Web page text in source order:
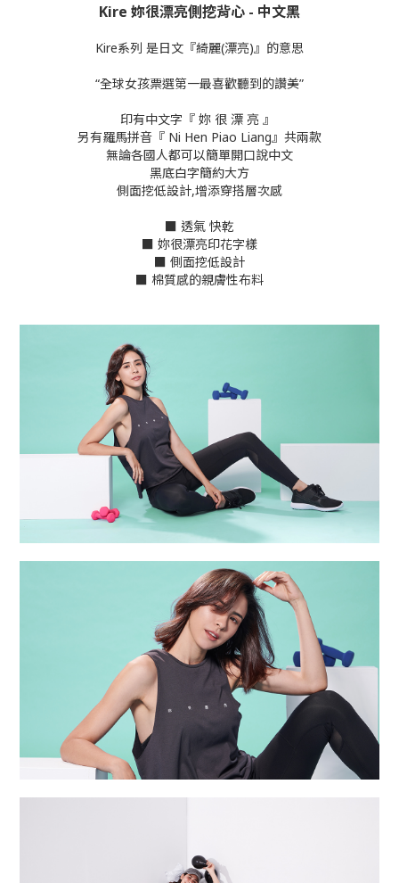
Kire 妳很漂亮側挖背心 - 中文黑
Kire系列 是日文『綺麗(漂亮)』的意思
“全球女孩票選第一最喜歡聽到的讚美”
印有中文字『 妳 很 漂 亮 』
另有羅馬拼音『 Ni Hen Piao Liang』共兩款
無論各國人都可以簡單開口說中文
黑底白字簡約大方
側面挖低設計,增添穿搭層次感
■ 透氣 快乾
■ 妳很漂亮印花字樣
■ 側面挖低設計
■ 棉質感的親膚性布料